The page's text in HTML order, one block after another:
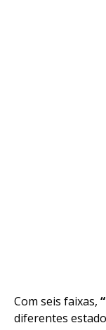
Com seis faixas,
diferentes